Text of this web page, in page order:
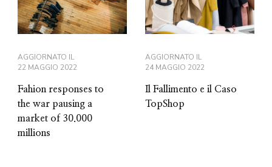
AGGIORNATO IL
22 MAGGIO 2022
Fahion responses to
the war pausing a
market of 30.000
millions
AGGIORNATO IL
24 MAGGIO 2022
Il Fallimento e il Caso
TopShop